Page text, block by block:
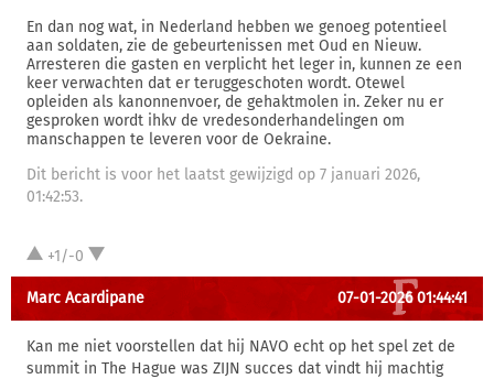
En dan nog wat, in Nederland hebben we genoeg potentieel
aan soldaten, zie de gebeurtenissen met Oud en Nieuw.
Arresteren die gasten en verplicht het leger in, kunnen ze een
keer verwachten dat er teruggeschoten wordt. Otewel
opleiden als kanonnenvoer, de gehaktmolen in. Zeker nu er
gesproken wordt ihkv de vredesonderhandelingen om
manschappen te leveren voor de Oekraine.
Dit bericht is voor het laatst gewijzigd op 7 januari 2026,
01:42:53.
+1/-0
Marc Acardipane 07-01-2026 01:44:41
Kan me niet voorstellen dat hij NAVO echt op het spel zet de
summit in The Hague was ZIJN succes dat vindt hij machtig